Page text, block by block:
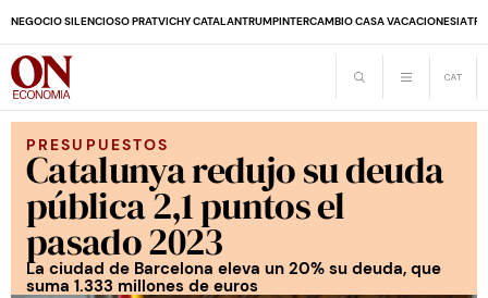
NEGOCIO SILENCIOSO PRATVICHY CATALANTRUMPINTERCAMBIO CASA VACACIONESIA
PRESUPUESTOS
Catalunya redujo su deuda
pública 2,1 puntos el
pasado 2023
La ciudad de Barcelona eleva un 20% su deuda, que
suma 1.333 millones de euros